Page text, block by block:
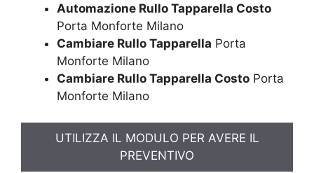
Automazione Rullo Tapparella Costo
Porta Monforte Milano
Cambiare Rullo Tapparella Porta
Monforte Milano
Cambiare Rullo Tapparella Costo Porta
Monforte Milano
UTILIZZA IL MODULO PER AVERE IL
PREVENTIVO